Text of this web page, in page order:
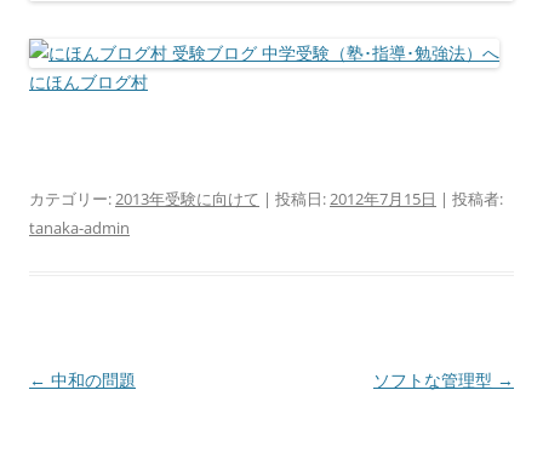
にほんブログ村
カテゴリー:2013年受験に向けて | 投稿日:2012年7月15日 | 投稿者:
tanaka-admin
投
← 中和の問題 ソフトな管理型 →